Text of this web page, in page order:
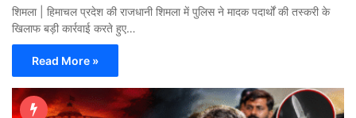
शिमला | हिमाचल प्रदेश की राजधानी शिमला में पुलिस ने मादक पदार्थों की तस्करी के
खिलाफ बड़ी कार्रवाई करते हुए…
Read More »